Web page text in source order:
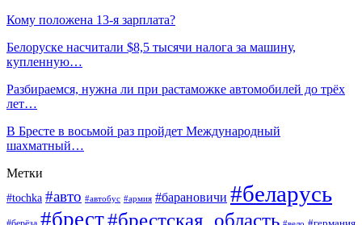
Кому положена 13-я зарплата?
Белоруске насчитали $8,5 тысячи налога за машину,
купленную…
Разбираемся, нужна ли при растаможке автомобилей до трёх
лет…
В Бресте в восьмой раз пройдет Международный
шахматный…
Метки
#tochka #авто #автобус #армия #барановичи #беларусь
#брест#брестская_область